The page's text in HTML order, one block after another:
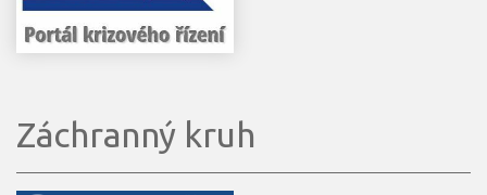
Záchranný kruh